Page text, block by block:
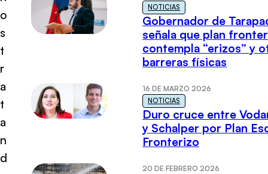
o
s
t
r
a
t
a
n
d
NOTICIAS
Gobernador de
señala que plan
contempla “erizos” y
barreras físicas
16 DE MARZO 2026
NOTICIAS
Duro cruce entre
y Schalper por Plan
Fronterizo
20 DE FEBRERO 2026